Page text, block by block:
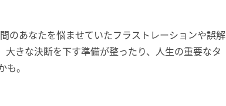
のあなたを悩ませていたフラストレーションや誤解
きな決断を下す準備が整ったり、人生の重要なタ
。